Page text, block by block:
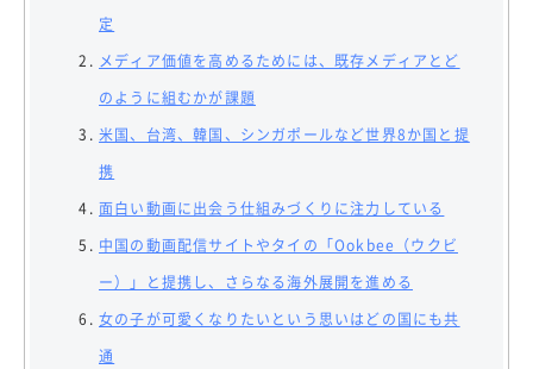
定
メディア価値を高めるためには、既存メディアとど
のように組むかが課題
米国、台湾、韓国、シンガポールなど世界8か国と提
携
面白い動画に出会う仕組みづくりに注力している
中国の動画配信サイトやタイの「Ookbee（ウクビ
ー）」と提携し、さらなる海外展開を進める
女の子が可愛くなりたいという思いはどの国にも共
通